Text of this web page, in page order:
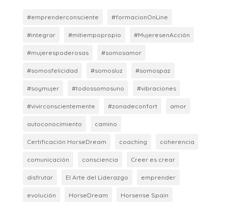
#emprenderconsciente #formacionOnLine
#integrar #mitiempopropio #MujeresenAcción
#mujerespoderosas #somosamor
#somosfelicidad #somosluz #somospaz
#soymujer #todossomosuno #vibraciones
#vivirconscientemente #zonadeconfort amor
autoconocimiento camino
Certificación HorseDream coaching coherencia
comunicación consciencia Creer es crear
disfrutar El Arte del Liderazgo emprender
evolución HorseDream Horsense Spain